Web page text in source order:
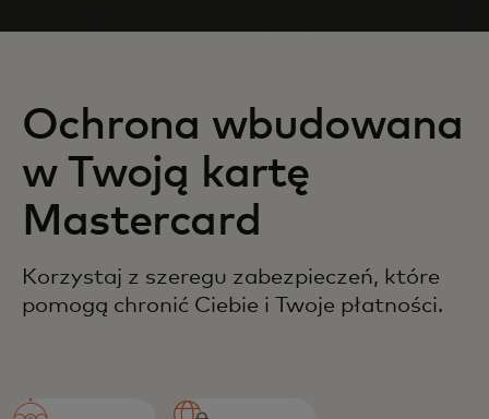
Ochrona wbudowana
w Twoją kartę
Mastercard
Korzystaj z szeregu zabezpieczeń, które
pomogą chronić Ciebie i Twoje płatności.